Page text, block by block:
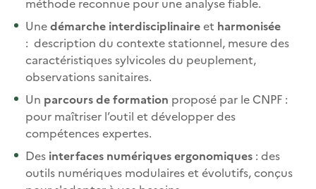
Unedémarche interdisciplinaireet harmonisée
: description du contexte stationnel, mesure des
caractéristiques sylvicoles du peuplement,
observations sanitaires.
Un parcours de formation proposé par le CNPF :
pour maîtriser l’outil et développer des
compétences expertes.
Des interfaces numériques ergonomiques : des
outils numériques modulaires et évolutifs, conçus